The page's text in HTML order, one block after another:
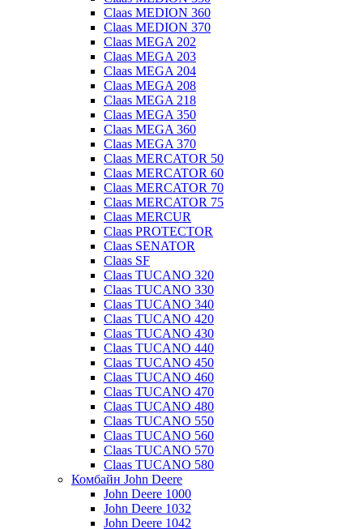
Claas MEDION 360
Claas MEDION 370
Claas MEGA 202
Claas MEGA 203
Claas MEGA 204
Claas MEGA 208
Claas MEGA 218
Claas MEGA 350
Claas MEGA 360
Claas MEGA 370
Claas MERCATOR 50
Claas MERCATOR 60
Claas MERCATOR 70
Claas MERCATOR 75
Claas MERCUR
Claas PROTECTOR
Claas SENATOR
Claas SF
Claas TUCANO 320
Claas TUCANO 330
Claas TUCANO 340
Claas TUCANO 420
Claas TUCANO 430
Claas TUCANO 440
Claas TUCANO 450
Claas TUCANO 460
Claas TUCANO 470
Claas TUCANO 480
Claas TUCANO 550
Claas TUCANO 560
Claas TUCANO 570
Claas TUCANO 580
Комбайн John Deere
John Deere 1000
John Deere 1032
John Deere 1042